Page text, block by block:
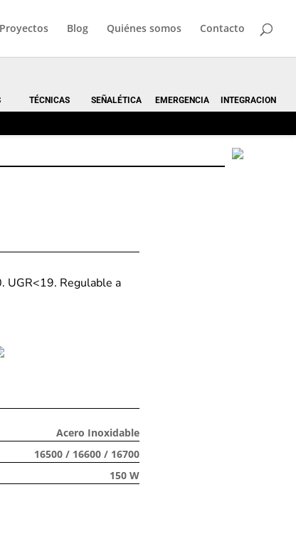
Proyectos Blog Quiénes somos Contacto
TÉCNICAS SEÑALÉTICA EMERGENCIA INTEGRACION
UGR<19. Regulable a
Acero Inoxidable
16500 / 16600 / 16700
150 W